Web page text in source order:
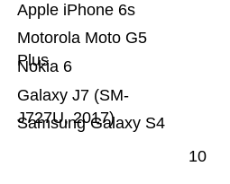
Samsung Galaxy S4
Galaxy J7 (SM-
J727U, 2017)
Nokia 6
Motorola Moto G5
Plus
Apple iPhone 6s
10